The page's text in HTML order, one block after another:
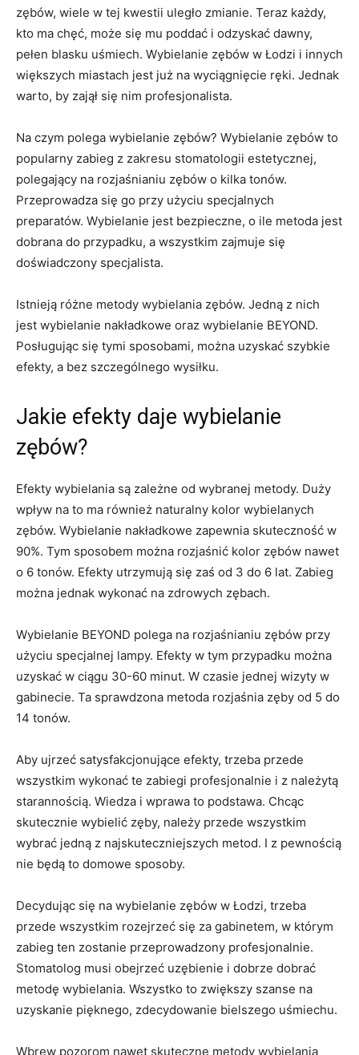
zębów, wiele w tej kwestii uległo zmianie. Teraz każdy,
kto ma chęć, może się mu poddać i odzyskać dawny,
pełen blasku uśmiech. Wybielanie zębów w Łodzi i innych
większych miastach jest już na wyciągnięcie ręki. Jednak
warto, by zajął się nim profesjonalista.
Na czym polega wybielanie zębów? Wybielanie zębów to
popularny zabieg z zakresu stomatologii estetycznej,
polegający na rozjaśnianiu zębów o kilka tonów.
Przeprowadza się go przy użyciu specjalnych
preparatów. Wybielanie jest bezpieczne, o ile metoda jest
dobrana do przypadku, a wszystkim zajmuje się
doświadczony specjalista.
Istnieją różne metody wybielania zębów. Jedną z nich
jest wybielanie nakładkowe oraz wybielanie BEYOND.
Posługując się tymi sposobami, można uzyskać szybkie
efekty, a bez szczególnego wysiłku.
Jakie efekty daje wybielanie
zębów?
Efekty wybielania są zależne od wybranej metody. Duży
wpływ na to ma również naturalny kolor wybielanych
zębów. Wybielanie nakładkowe zapewnia skuteczność w
90%. Tym sposobem można rozjaśnić kolor zębów nawet
o 6 tonów. Efekty utrzymują się zaś od 3 do 6 lat. Zabieg
można jednak wykonać na zdrowych zębach.
Wybielanie BEYOND polega na rozjaśnianiu zębów przy
użyciu specjalnej lampy. Efekty w tym przypadku można
uzyskać w ciągu 30-60 minut. W czasie jednej wizyty w
gabinecie. Ta sprawdzona metoda rozjaśnia zęby od 5 do
14 tonów.
Aby ujrzeć satysfakcjonujące efekty, trzeba przede
wszystkim wykonać te zabiegi profesjonalnie i z należytą
starannością. Wiedza i wprawa to podstawa. Chcąc
skutecznie wybielić zęby, należy przede wszystkim
wybrać jedną z najskuteczniejszych metod. I z pewnością
nie będą to domowe sposoby.
Decydując się na wybielanie zębów w Łodzi, trzeba
przede wszystkim rozejrzeć się za gabinetem, w którym
zabieg ten zostanie przeprowadzony profesjonalnie.
Stomatolog musi obejrzeć uzębienie i dobrze dobrać
metodę wybielania. Wszystko to zwiększy szanse na
uzyskanie pięknego, zdecydowanie bielszego uśmiechu.
Wbrew pozorom nawet skuteczne metody wybielania